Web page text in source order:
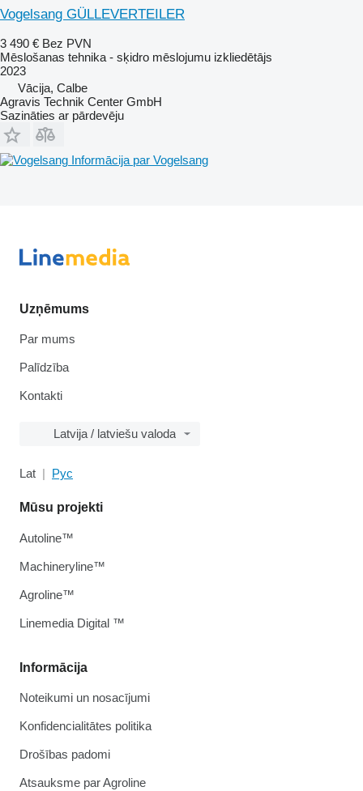
Vogelsang GÜLLEVERTEILER
3 490 € Bez PVN
Mēslošanas tehnika - sķidro mēslojumu izkliedētājs
2023
Vācija, Calbe
Agravis Technik Center GmbH
Sazināties ar pārdevēju
Informācija par Vogelsang
Uzņēmums
Par mums
Palīdzība
Kontakti
Latvija / latviešu valoda
Lat Рус
Informācija
Noteikumi un nosacījumi
Konfidencialitātes politika
Drošības padomi
Atsauksme par Agroline
Mūsu projekti
Autoline™
Machineryline™
Agroline™
Linemedia Digital ™